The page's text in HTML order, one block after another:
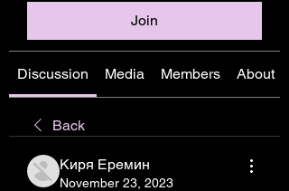
Join
Discussion Media Members About
Back
Киря Еремин
November 23, 2023